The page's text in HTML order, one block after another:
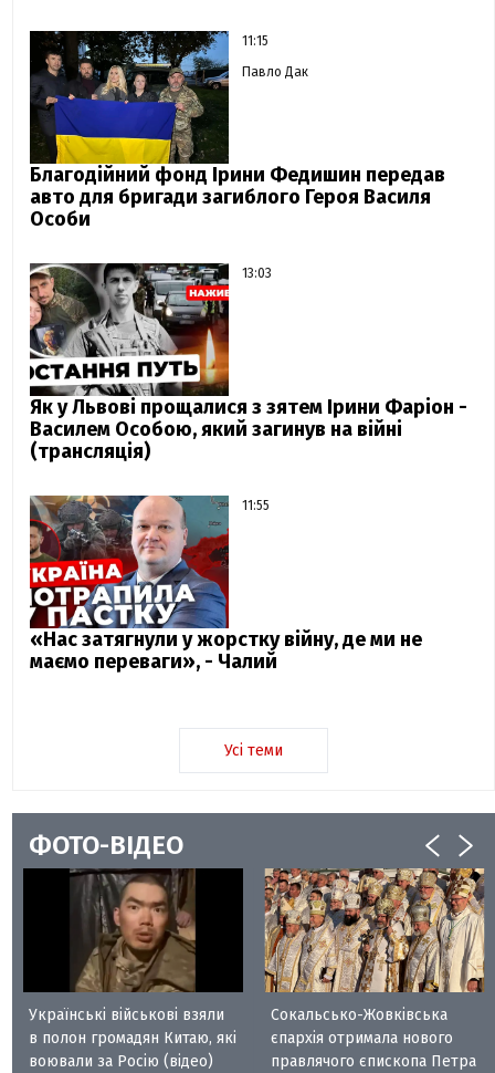
11:15
Павло Дак
Благодійний фонд Ірини Федишин передав
авто для бригади загиблого Героя Василя
Особи
13:03
Як у Львові прощалися з зятем Ірини Фаріон -
Василем Особою, який загинув на війні
(трансляція)
11:55
«Нас затягнули у жорстку війну, де ми не
маємо переваги», - Чалий
Усі теми
ФОТО-ВІДЕО
Українські військові взяли
в полон громадян Китаю, які
воювали за Росію (відео)
Сокальсько-Жовківська
єпархія отримала нового
правлячого єпископа Петра